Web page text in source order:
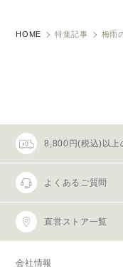
HOME 特集記事 梅雨
8,800円(税込)以上
よくあるご質問
直営ストア一覧
会社情報